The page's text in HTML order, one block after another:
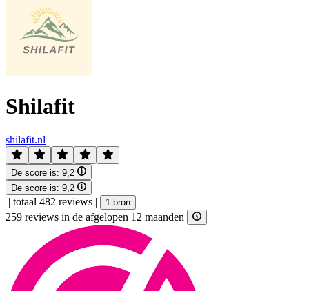
Shilafit
shilafit.nl
De score is: 9,2
De score is: 9,2
| totaal 482 reviews | 1 bron
259 reviews in de afgelopen 12 maanden